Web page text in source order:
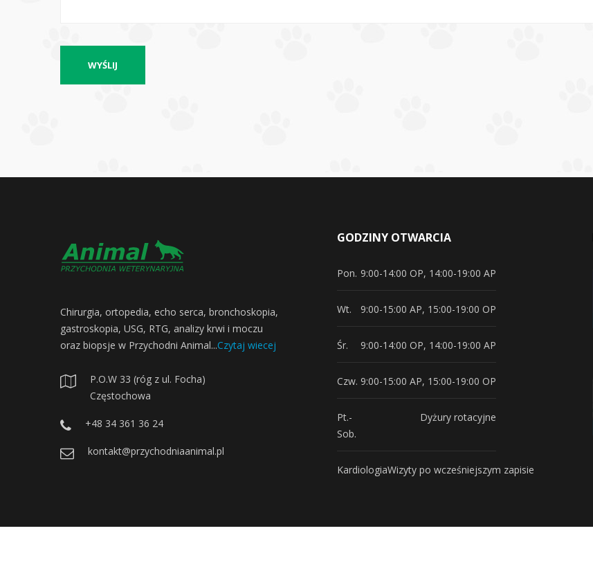
WYŚLIJ
Chirurgia, ortopedia, echo serca, bronchoskopia,
gastroskopia, USG, RTG, analizy krwi i moczu
oraz biopsje w Przychodni Animal...Czytaj wiecej
P.O.W 33 (róg z ul. Focha)
Częstochowa
+48 34 361 36 24
kontakt@przychodniaanimal.pl
GODZINY OTWARCIA
Pon. 9:00-14:00 OP, 14:00-19:00 AP
Wt. 9:00-15:00 AP, 15:00-19:00 OP
Śr. 9:00-14:00 OP, 14:00-19:00 AP
Czw. 9:00-15:00 AP, 15:00-19:00 OP
Pt.-
Sob.
Dyżury rotacyjne
KardiologiaWizyty po wcześniejszym zapisie